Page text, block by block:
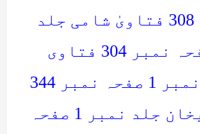
صفحہ نمبر 308 فتاویٰ شامی جلد
نمبر 4 صفحہ نمبر 304 فتاوی
ہندیہ جلد نمبر 1 صفحہ نمبر 344
فتاویٰ قاضیخان جلد نمبر 1 صفحہ